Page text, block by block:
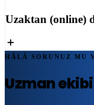
Uzaktan (online)
HÂLÂ SORUNUZ MU
Uzman